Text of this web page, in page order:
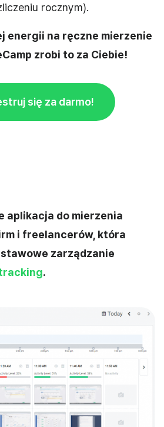
rocznym).
energii na ręczne mierzenie
zrobi to za Ciebie!
się za darmo!
aplikacja do mierzenia
i freelancerów, która
zarządzanie
.